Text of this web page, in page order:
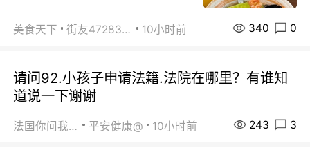
美食天下 街友472838572 10小时前 340 0
请问92.小孩子申请法籍.法院在哪里？有谁知
道说一下谢谢
法国你问我答 平安健康@ 10小时前 243 3